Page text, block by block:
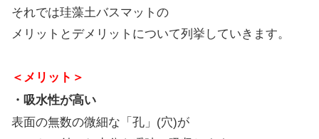
それでは珪藻土バスマットの
メリットとデメリットについて列挙していきます。
＜メリット＞
・吸水性が高い
表面の無数の微細な「孔」(穴)が